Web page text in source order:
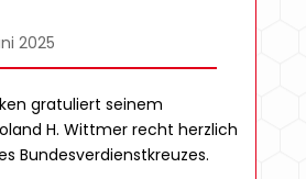
2025
gratuliert seinem
H. Wittmer recht herzlich
Bundesverdienstkreuzes.